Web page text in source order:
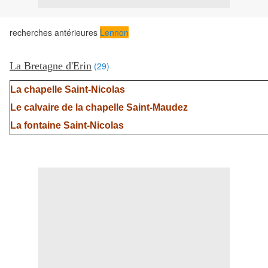
recherches antérieures Lennon
La Bretagne d'Erin (29)
La chapelle Saint-Nicolas
Le calvaire de la chapelle Saint-Maudez
La fontaine Saint-Nicolas